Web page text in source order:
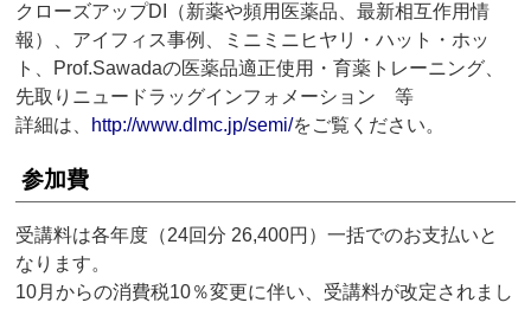
クローズアップDI（新薬や頻用医薬品、最新相互作用情
報）、アイフィス事例、ミニミニヒヤリ・ハット・ホッ
ト、Prof.Sawadaの医薬品適正使用・育薬トレーニング、
先取りニュードラッグインフォメーション 等
詳細は、 http://www.dlmc.jp/semi/をご覧ください。
参加費
受講料は各年度（24回分 26,400円）一括でのお支払いと
なります。
10月からの消費税10％変更に伴い、受講料が改定されまし